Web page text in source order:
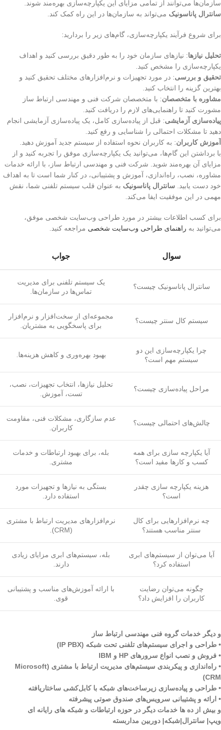
سازمان‌ها می‌توانند از تمامی مزایای این یکپارچه‌سازی بهره‌مند شوند.
سانترال پاناسونیک می‌تواند به سازمان‌ها در این راه کمک کند.
برای شروع فرآیند یکپارچه‌سازی، گام‌های زیر را بردارید:
تحلیل نیازها: نیازهای سازمان خود را به طور دقیق بررسی کنید و اهداف
یکپارچه‌سازی را مشخص کنید.
تحقیق و بررسی: در مورد تجهیزات و نرم‌افزارهای مختلف تحقیق کنید و
بهترین گزینه را انتخاب کنید.
مشاوره با متخصصان: با متخصصان شرکت فنی و مهندسی ارتباط ساز
مشورت کنید تا راهنمایی‌های لازم را دریافت کنید.
پیاده‌سازی آزمایشی: قبل از پیاده‌سازی کامل، یک پیاده‌سازی آزمایشی انجام
دهید تا مشکلات احتمالی را شناسایی و رفع کنید.
آموزش کاربران: به کاربران نحوه استفاده از سیستم جدید آموزش دهید.
با برداشتن این گام‌ها، می‌توانید یک یکپارچه‌سازی موفق را تجربه کنید و از
مزایای آن بهره‌مند شوید. شرکت فنی و مهندسی ارتباط ساز، با ارائه خدمات
مشاوره، نصب، راه‌اندازی، آموزش و پشتیبانی، در کنار شما است تا به اهداف
خود دست یابید. سانترال پاناسونیک به عنوان قلب سیستم تلفنی شما، نقش
مهمی در این موفقیت ایفا می‌کند.
برای کسب اطلاعات بیشتر در مورد طراحی وب‌سایت شخصی موفق،
می‌توانید به راهنمای طراحی وب‌سایت شخصی مراجعه کنید.
سوال جواب
سانترال پاناسونیک چیست؟
یک سیستم تلفنی برای مدیریت
تماس‌ها در سازمان‌ها.
سیستم کال سنتر چیست؟
مجموعه‌ای از سخت‌افزار و نرم‌افزار
برای پاسخگویی به مشتریان.
چرا یکپارچه‌سازی این دو
سیستم مهم است؟
بهبود بهره‌وری و کاهش هزینه‌ها.
مراحل پیاده‌سازی چیست؟
تحلیل نیازها، انتخاب تجهیزات، نصب،
تست، آموزش.
چالش‌های احتمالی چیست؟
عدم سازگاری، مشکلات فنی، مقاومت
کاربران.
آیا یکپارچه سازی برای همه
کسب و کارها مفید است؟
بله، برای بهبود ارتباطات و خدمات
مشتری.
هزینه یکپارچه سازی چقدر
است؟
بستگی به نیازها و تجهیزات مورد
استفاده دارد.
چه نرم‌افزارهایی برای کال
سنتر مناسب هستند؟
نرم‌افزارهای مدیریت ارتباط با مشتری
(CRM).
آیا می‌توان از سیستم‌های ابری
استفاده کرد؟
بله، سیستم‌های ابری مزایای زیادی
دارند.
چگونه می‌توان رضایت
کاربران را افزایش داد؟
با ارائه آموزش‌های مناسب و پشتیبانی
قوی.
و دیگر خدمات گروه فنی مهندسی ارتباط ساز
• طراحی و اجرای سیستم‌های تلفنی تحت شبکه (IP PBX)
• فروش و نصب انواع سرورهای HP و IBM
• راه‌اندازی و پیکربندی سیستم‌های مدیریت ارتباط با مشتری (Microsoft
CRM)
• طراحی و پیاده‌سازی زیرساخت‌های شبکه با کابل‌کشی ساختاریافته
• ارائه و پشتیبانی سرویس‌های صندوق صوتی پیشرفته
و بیش از ده ها خدمات دیگر در حوزه ارتباطات و شبکه های رایانه ای
ویپ| سانترال|شبکه| دوربین مداربسته